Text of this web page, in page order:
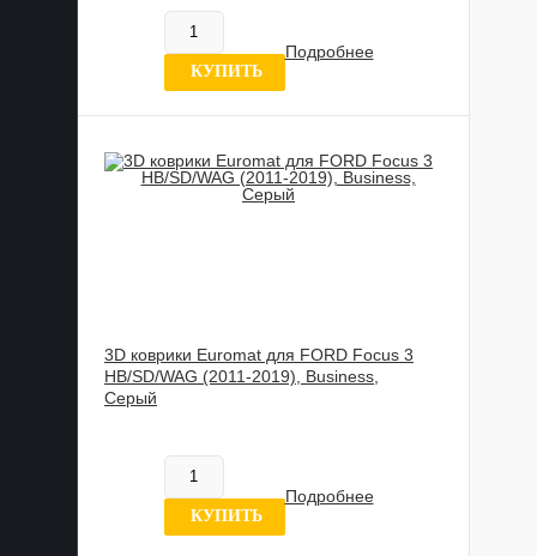
В наличии
11 отзыв
КУПИТЬ
Подробнее
3D коврики Euromat для FORD Focus 3
HB/SD/WAG (2011-2019), Business,
Серый
В наличии
11 отзыв
КУПИТЬ
Подробнее